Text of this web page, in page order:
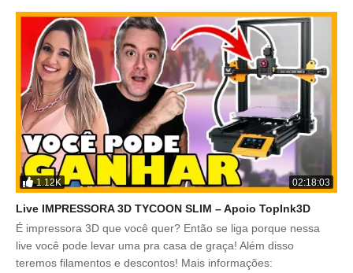
1.12K 02:18:03
Live IMPRESSORA 3D TYCOON SLIM – Apoio TopInk3D
É impressora 3D que você quer? Então se liga porque nessa
live você pode levar uma pra casa de graça! Além disso
teremos filamentos e descontos! Mais informações: